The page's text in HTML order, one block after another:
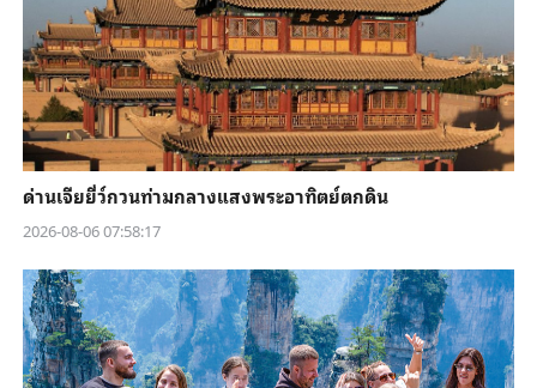
ด่านเจียยี่ว์กวนท่ามกลางแสงพระอาทิตย์ตกดิน
2026-08-06 07:58:17